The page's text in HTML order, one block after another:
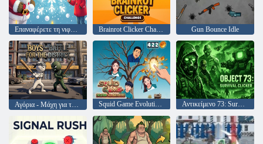
Brainrot Clicker Challenge Gun Bounce Idle
Αγόρια - Μάχη για την Περιοχή Squid Game Evolution: All Characters! Αντικείμενο 73: Survival Clicker